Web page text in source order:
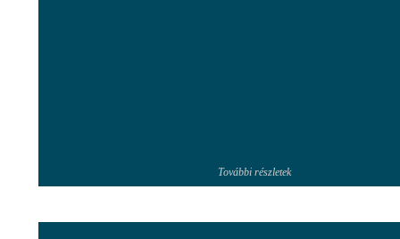
További részletek